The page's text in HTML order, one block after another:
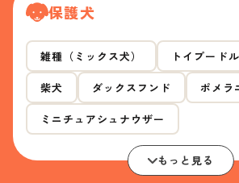
保護犬
雑種（ミックス犬） トイプードル
柴犬 ダックスフンド ポメラ
ミニチュアシュナウザー
もっと見る